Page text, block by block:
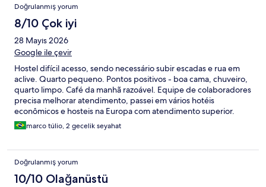
Doğrulanmış yorum
8/10 Çok iyi
28 Mayıs 2026
Google ile çevir
Hostel difícil acesso, sendo necessário subir escadas e rua em
aclive. Quarto pequeno. Pontos positivos - boa cama, chuveiro,
quarto limpo. Café da manhã razoável. Equipe de colaboradores
precisa melhorar atendimento, passei em vários hotéis
econômicos e hosteis na Europa com atendimento superior.
marco túlio, 2 gecelik seyahat
Doğrulanmış yorum
10/10 Olağanüstü